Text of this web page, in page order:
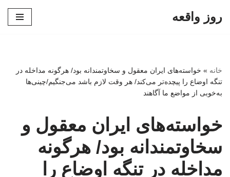
روز واقعه
خانه » خواسته‌های ایران معقول و سخاوتمندانه بود/ هرگونه مداخله در
تنگه اوضاع را پیچده‌تر می‌کند/ هر وقت لازم باشد می‌جنگیم/چینی‌ها
به‌خوبی از مواضع ما آگاهند
خواسته‌های ایران معقول و
سخاوتمندانه بود/ هرگونه
مداخله در تنگه اوضاع را